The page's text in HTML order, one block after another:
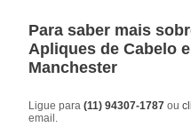
Para saber mais
Apliques de Cabelo
Manchester
Ligue para(11) 94307-1787ou
email.